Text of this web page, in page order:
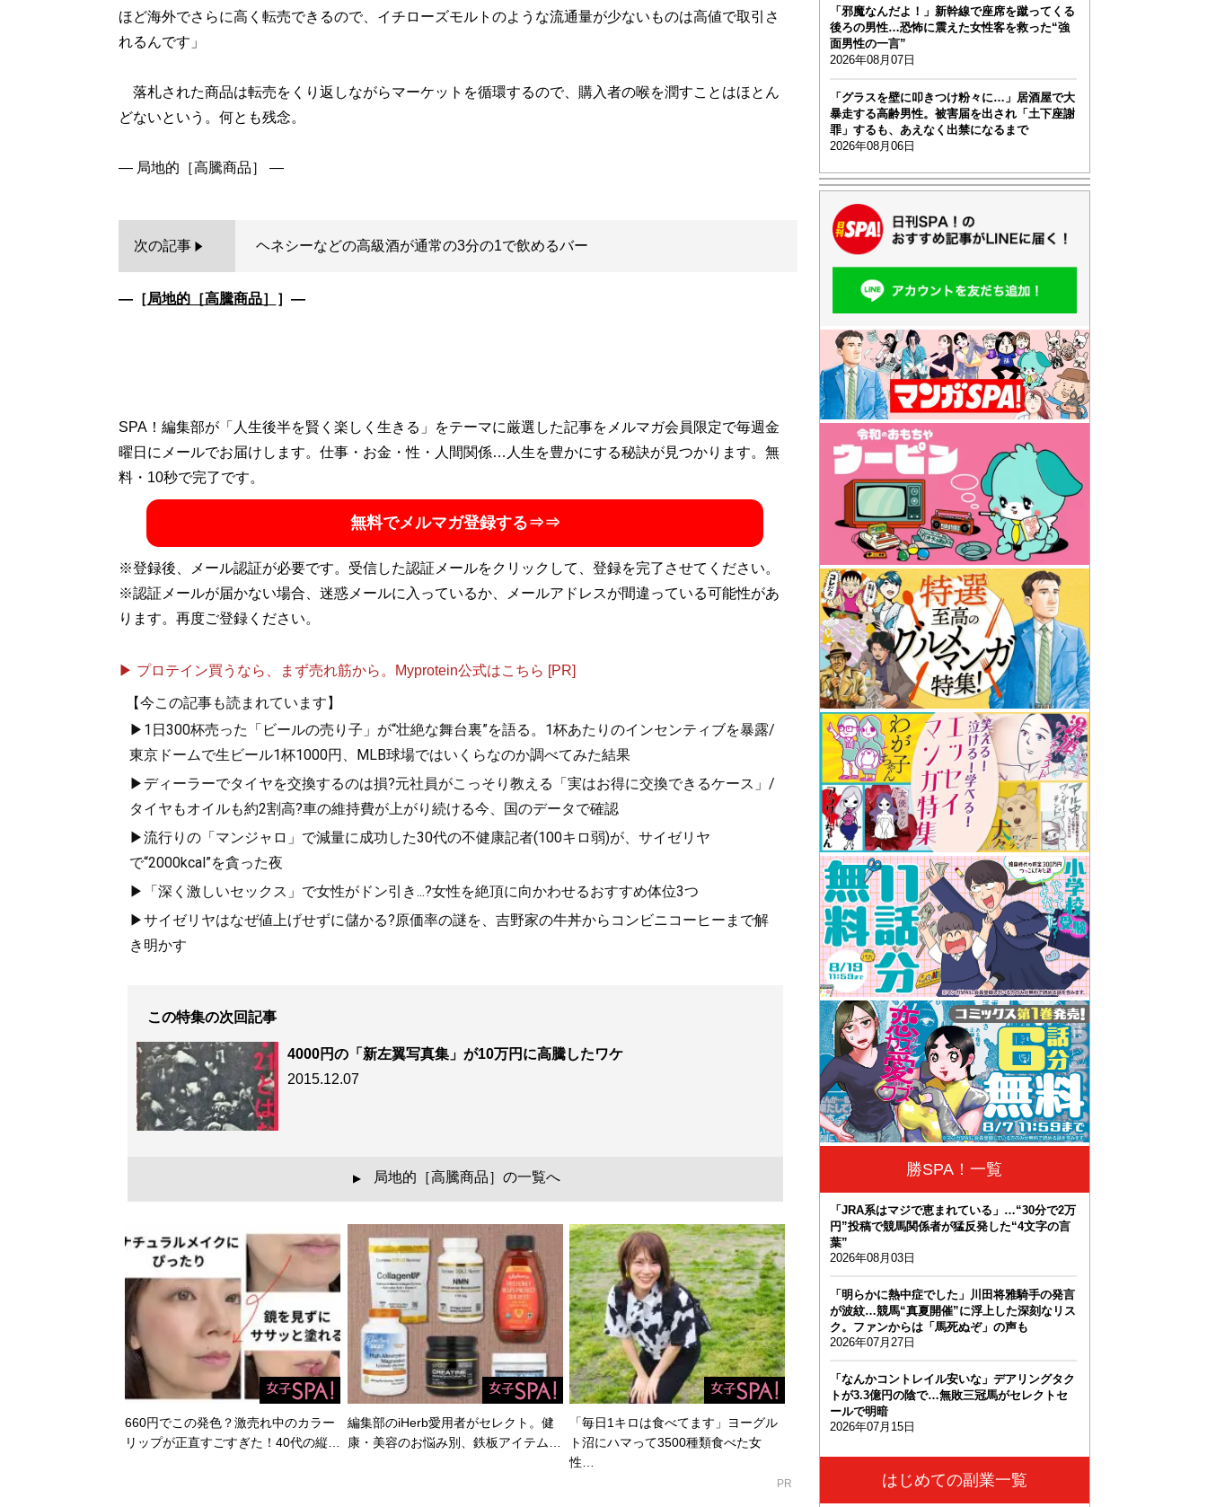
ほど海外でさらに高く転売できるので、イチローズモルトのような流通量が少ないものは高値で取引さ
れるんです」
落札された商品は転売をくり返しながらマーケットを循環するので、購入者の喉を潤すことはほとん
どないという。何とも残念。
― 局地的［高騰商品］ ―
次の記事 ヘネシーなどの高級酒が通常の3分の1で飲めるバー
―［局地的［高騰商品］ ］―
SPA！編集部が「人生後半を賢く楽しく生きる」をテーマに厳選した記事をメルマガ会員限定で毎週金
曜日にメールでお届けします。仕事・お金・性・人間関係…人生を豊かにする秘訣が見つかります。無
料・10秒で完了です。
無料でメルマガ登録する⇒⇒
※登録後、メール認証が必要です。受信した認証メールをクリックして、登録を完了させてください。
※認証メールが届かない場合、迷惑メールに入っているか、メールアドレスが間違っている可能性があ
ります。再度ご登録ください。
▶ プロテイン買うなら、まず売れ筋から。Myprotein公式はこちら [PR]
【今この記事も読まれています】
▶1日300杯売った「ビールの売り子」が“壮絶な舞台裏”を語る。1杯あたりのインセンティブを暴露/
東京ドームで生ビール1杯1000円、MLB球場ではいくらなのか調べてみた結果
▶ディーラーでタイヤを交換するのは損?元社員がこっそり教える「実はお得に交換できるケース」/
タイヤもオイルも約2割高?車の維持費が上がり続ける今、国のデータで確認
▶流行りの「マンジャロ」で減量に成功した30代の不健康記者(100キロ弱)が、サイゼリヤ
で“2000kcal”を貪った夜
▶「深く激しいセックス」で女性がドン引き...?女性を絶頂に向かわせるおすすめ体位3つ
▶サイゼリヤはなぜ値上げせずに儲かる?原価率の謎を、吉野家の牛丼からコンビニコーヒーまで解
き明かす
この特集の次回記事
4000円の「新左翼写真集」が10万円に高騰したワケ
2015.12.07
▲ 局地的［高騰商品］の一覧へ
660円でこの発色？激売れ中のカラー
リップが正直すごすぎた！40代の縦…
編集部のiHerb愛用者がセレクト。健
康・美容のお悩み別、鉄板アイテム…
「毎日1キロは食べてます」ヨーグル
ト沼にハマって3500種類食べた女
性…
PR
「邪魔なんだよ！」新幹線で座席を蹴ってくる
後ろの男性…恐怖に震えた女性客を救った“強
面男性の一言”
2026年08月07日
「グラスを壁に叩きつけ粉々に…」居酒屋で大
暴走する高齢男性。被害届を出され「土下座謝
罪」するも、あえなく出禁になるまで
2026年08月06日
勝SPA！一覧
「JRA系はマジで恵まれている」…“30分で2万
円”投稿で競馬関係者が猛反発した“4文字の言
葉”
2026年08月03日
「明らかに熱中症でした」川田将雅騎手の発言
が波紋…競馬“真夏開催”に浮上した深刻なリス
ク。ファンからは「馬死ぬぞ」の声も
2026年07月27日
「なんかコントレイル安いな」デアリングタク
トが3.3億円の陰で…無敗三冠馬がセレクトセ
ールで明暗
2026年07月15日
はじめての副業一覧